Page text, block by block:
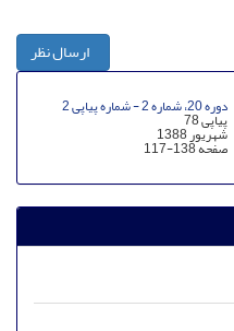
ارسال نظر
دوره 20، شماره 2 - شماره پیاپی 2
پیاپی 78
شهریور 1388
صفحه117-138